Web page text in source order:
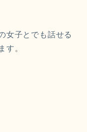
女子とでも話せる
す。